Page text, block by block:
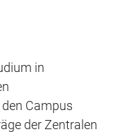
in
Campus
der Zentralen